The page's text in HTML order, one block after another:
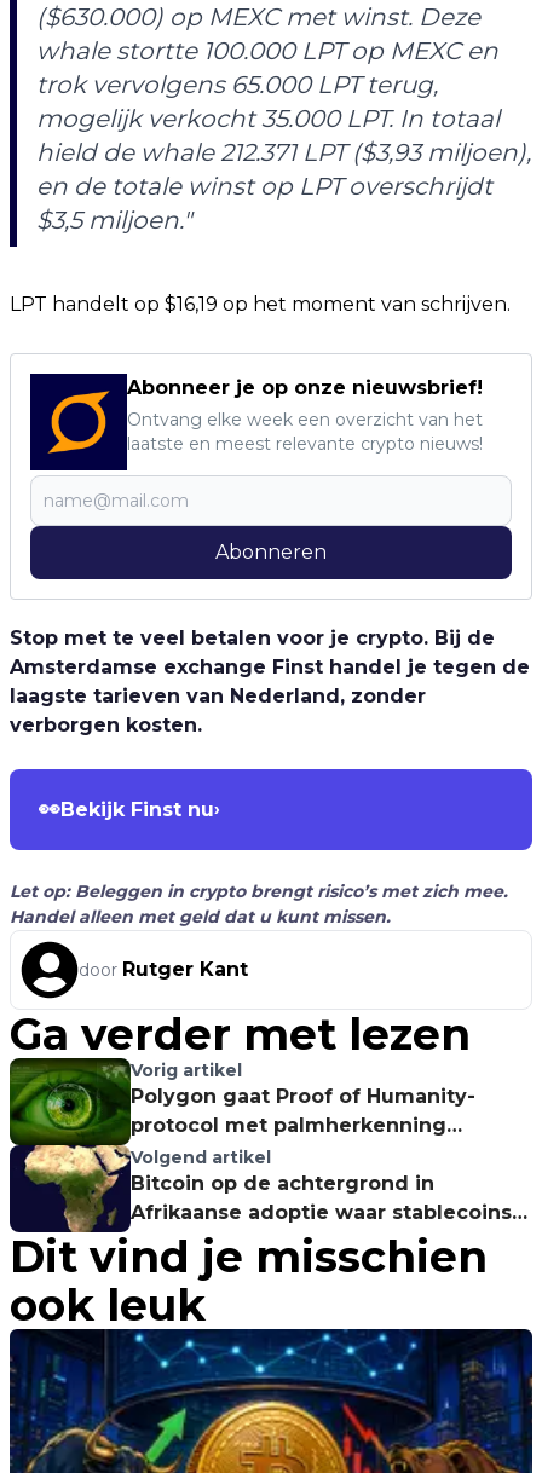
($630.000) op MEXC met winst. Deze
whale stortte 100.000 LPT op MEXC en
trok vervolgens 65.000 LPT terug,
mogelijk verkocht 35.000 LPT. In totaal
hield de whale 212.371 LPT ($3,93 miljoen),
en de totale winst op LPT overschrijdt
$3,5 miljoen."
LPT handelt op $16,19 op het moment van schrijven.
Abonneer je op onze nieuwsbrief!
Ontvang elke week een overzicht van het
laatste en meest relevante crypto nieuws!
Abonneren
Stop met te veel betalen voor je crypto. Bij de
Amsterdamse exchange Finst handel je tegen de
laagste tarieven van Nederland, zonder
verborgen kosten.
👀Bekijk Finst nu›
Let op: Beleggen in crypto brengt risico’s met zich mee.
Handel alleen met geld dat u kunt missen.
door Rutger Kant
Ga verder met lezen
Vorig artikel
Polygon gaat Proof of Humanity-
protocol met palmherkenning
lanceren
Volgend artikel
Bitcoin op de achtergrond in
Afrikaanse adoptie waar stablecoins
floreren
Dit vind je misschien
ook leuk